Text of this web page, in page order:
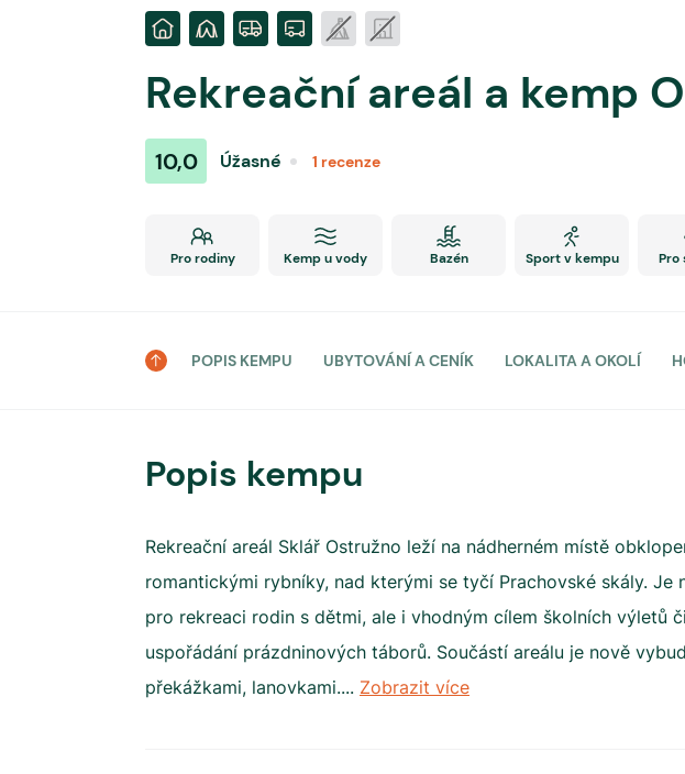
Rekreační areál a kemp
10,0 Úžasné 1 recenze
Pro rodiny Kemp u vody Bazén Sport v kempu Pro
POPIS KEMPU UBYTOVÁNÍ A CENÍK LOKALITA A OKOLÍ
Popis kempu
Rekreační areál Sklář Ostružno leží na nádherném místě
romantickými rybníky, nad kterými se tyčí Prachovské skály. Je
pro rekreaci rodin s dětmi, ale i vhodným cílem školních výletů
uspořádání prázdninových táborů. Součástí areálu je nově
překážkami, lanovkami.... Zobrazit více